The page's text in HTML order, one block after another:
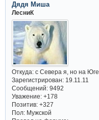
Дядя Миша
ЛесниК
Откуда:с Севера я, но на Юге
Зарегистрирован: 19.11.11
Сообщений:9492
Уважение: +178
Позитив: +327
Пол:Мужской